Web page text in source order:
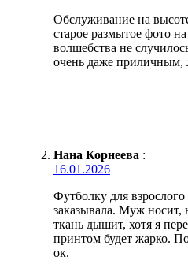
Обслуживание на
старое размытое фото
волшебства не
очень даже приличным,
Нана Корнеева :
16.01.2026
Футболку для
заказывала. Муж носит,
ткань дышит, хотя я
принтом будет жарко.
ок.